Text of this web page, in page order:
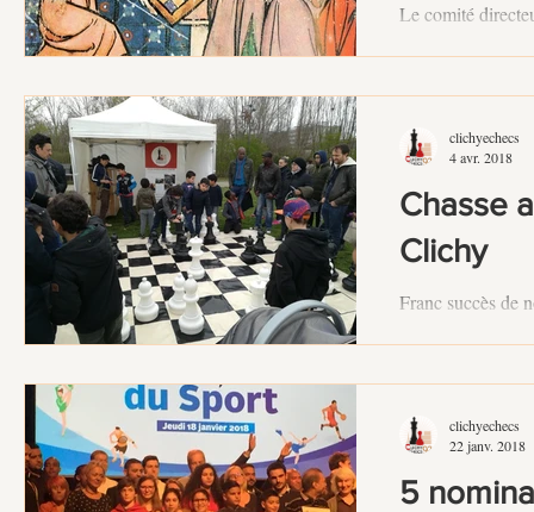
Le comité
Chasse
Clichy
Franc succès de
clichyechecs
4 avr. 2018
5
clichyechecs
22 janv. 2018